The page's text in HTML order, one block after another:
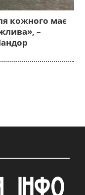
кожного має
–